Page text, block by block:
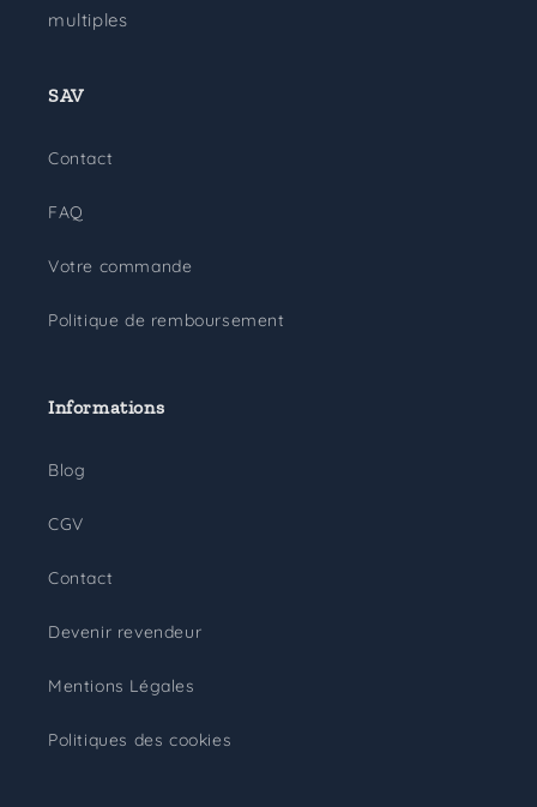
multiples
SAV
Contact
FAQ
Votre commande
Politique de remboursement
Informations
Blog
CGV
Contact
Devenir revendeur
Mentions Légales
Politiques des cookies